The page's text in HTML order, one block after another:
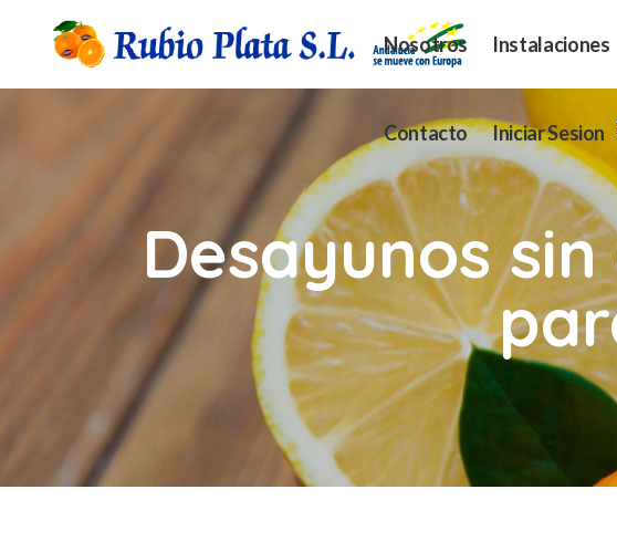
Nosotros Instalaciones
Contacto Iniciar Sesion
Desayunos